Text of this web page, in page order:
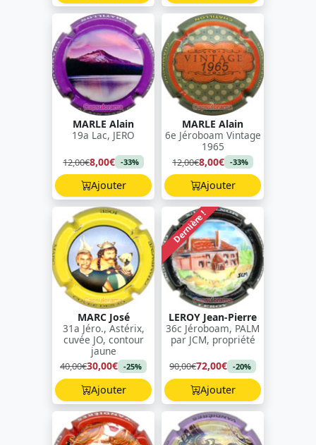
MARLE Alain
19a Lac, JERO
12,00€8,00€ -33%
Ajouter
MARLE Alain
6e Jéroboam Vintage
1965
12,00€8,00€ -33%
Ajouter
MARC José
31a Jéro., Astérix,
cuvée JO, contour
jaune
40,00€30,00€ -25%
Ajouter
Dernière !
LEROY Jean-Pierre
36c Jéroboam, PALM
par JCM, propriété
90,00€72,00€ -20%
Ajouter